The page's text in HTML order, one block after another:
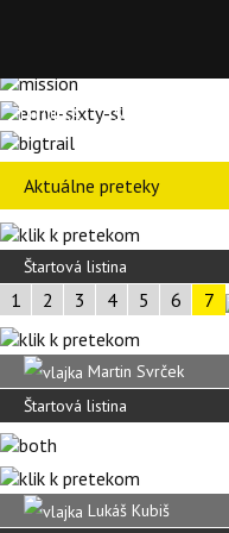
TITULKA SPRAVODAJSTVO
Aktuálne preteky
Štartová listina
1 2 3 4 5 6 7
Martin Svrček
Štartová listina
Lukáš Kubiš